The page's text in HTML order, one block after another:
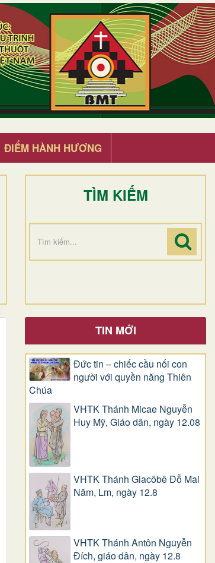
ĐIỂM HÀNH HƯƠNG
TÌM KIẾM
TIN MỚI
Đức tin – chiếc cầu nối con
người với quyền năng Thiên
Chúa
VHTK Thánh Micae Nguyễn
Huy Mỹ, Giáo dân, ngày 12.08
VHTK Thánh Giacôbê Ðỗ Mai
Năm, Lm, ngày 12.8
VHTK Thánh Antôn Nguyễn
Ðích, giáo dân, ngày 12.8